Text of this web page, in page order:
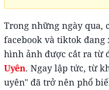
Trong những ngày qua,
facebook và tiktok đang
hình ảnh được cắt ra từ
Uyên. Ngay lập tức, từ
uyên" đã trở nên phổ